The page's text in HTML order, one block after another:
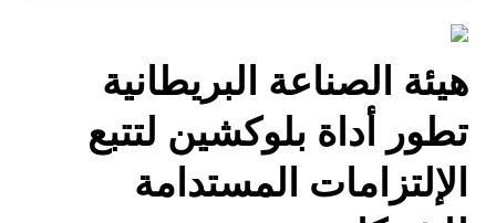
هيئة الصناعة البريطانية
تطور أداة بلوكشين لتتبع
الإلتزامات المستدامة